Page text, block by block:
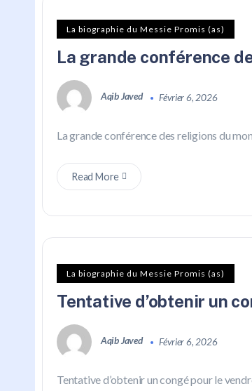
La biographie du Messie Promis (as)
La grande conférence
Aqib Javed Février 6, 2026
La grande conférence des religions du
Read More
La biographie du Messie Promis (as)
Tentative d’obtenir un
Aqib Javed Février 6, 2026
Tentative d’obtenir un congé pour le